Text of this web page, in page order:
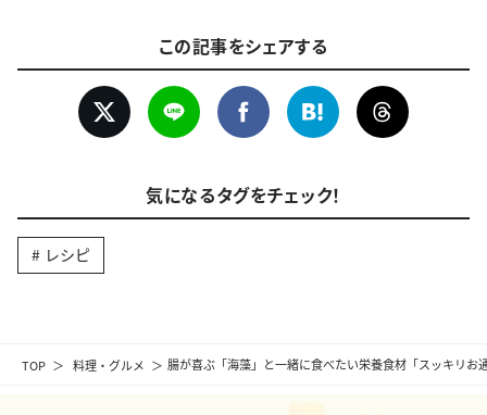
TOP 料理・グルメ 腸が喜ぶ「海藻」と一緒に食べたい栄養食材「スッキリお
この記事をシェアする
気になるタグをチェック！
レシピ